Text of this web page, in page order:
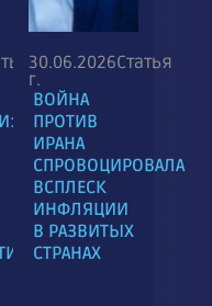
30.06.2026
г.
Статья
ВОЙНА
ПРОТИВ
ИРАНА
СПРОВОЦИРОВАЛА
ВСПЛЕСК
ИНФЛЯЦИИ
В РАЗВИТЫХ
СТРАНАХ